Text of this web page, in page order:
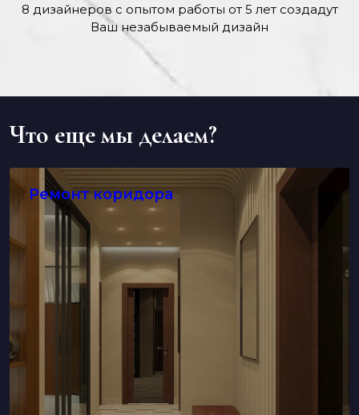
8 дизайнеров с опытом работы от 5 лет создадут
Ваш незабываемый дизайн
Что еще мы делаем?
Ремонт коридора